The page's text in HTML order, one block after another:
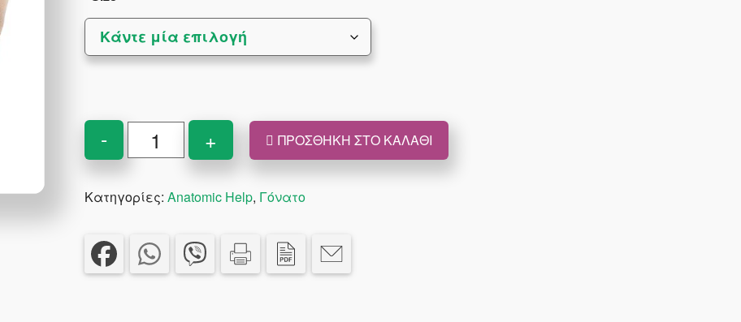
-
Επιγονατίδα
Σπειροειδή
ποσότητα
+ ΠΡΟΣΘΉΚΗ ΣΤΟ ΚΑΛΆΘΙ
Κατηγορίες: Anatomic Help, Γόνατο